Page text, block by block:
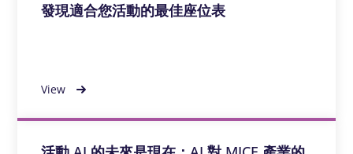
發現適合您活動的最佳座位表
View